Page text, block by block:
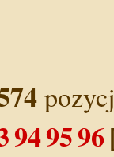
949596